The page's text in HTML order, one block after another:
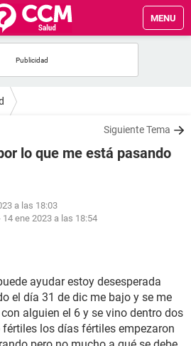
MENU
Siguiente Tema
lo que me está pasando
a las 18:03
14 ene 2023 a las 18:54
ayudar estoy desesperada
el día 31 de dic me bajo y se me
alguien el 6 y se vino dentro dos
los días fértiles empezaron